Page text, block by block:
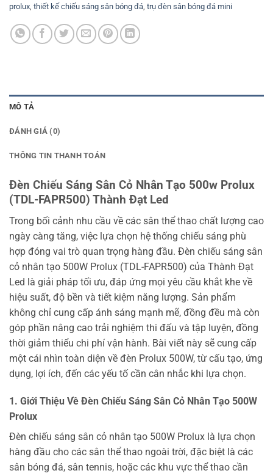
prolux, thiết kế chiếu sáng sân bóng đá, trụ đèn sân bóng đá mini
MÔ TẢ
ĐÁNH GIÁ (0)
THÔNG TIN THANH TOÁN
Đèn Chiếu Sáng Sân Cỏ Nhân Tạo 500w Prolux
(TDL-FAPR500) Thành Đạt Led
Trong bối cảnh nhu cầu về các sân thể thao chất lượng cao
ngày càng tăng, việc lựa chọn hệ thống chiếu sáng phù
hợp đóng vai trò quan trọng hàng đầu. Đèn chiếu sáng sân
cỏ nhân tạo 500W Prolux (TDL-FAPR500) của Thành Đạt
Led là giải pháp tối ưu, đáp ứng mọi yêu cầu khắt khe về
hiệu suất, độ bền và tiết kiệm năng lượng. Sản phẩm
không chỉ cung cấp ánh sáng mạnh mẽ, đồng đều mà còn
góp phần nâng cao trải nghiệm thi đấu và tập luyện, đồng
thời giảm thiểu chi phí vận hành. Bài viết này sẽ cung cấp
một cái nhìn toàn diện về đèn Prolux 500W, từ cấu tạo, ứng
dụng, lợi ích, đến các yếu tố cần cân nhắc khi lựa chọn.
1. Giới Thiệu Về Đèn Chiếu Sáng Sân Cỏ Nhân Tạo 500W
Prolux
Đèn chiếu sáng sân cỏ nhân tạo 500W Prolux là lựa chọn
hàng đầu cho các sân thể thao ngoài trời, đặc biệt là các
sân bóng đá, sân tennis, hoặc các khu vực thể thao cần